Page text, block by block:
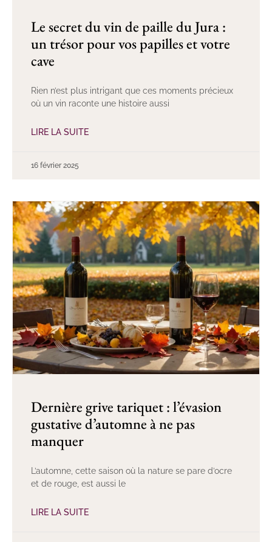
Le secret du vin de paille du Jura :
un trésor pour vos papilles et votre
cave
Rien n’est plus intrigant que ces moments précieux
où un vin raconte une histoire aussi
LIRE LA SUITE
16 février 2025
Dernière grive tariquet : l’évasion
gustative d’automne à ne pas
manquer
L’automne, cette saison où la nature se pare d’ocre
et de rouge, est aussi le
LIRE LA SUITE